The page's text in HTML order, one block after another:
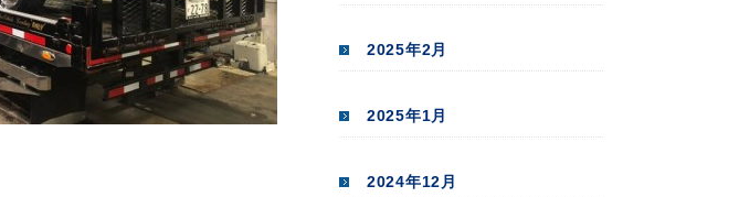
2025年2月
2025年1月
2024年12月